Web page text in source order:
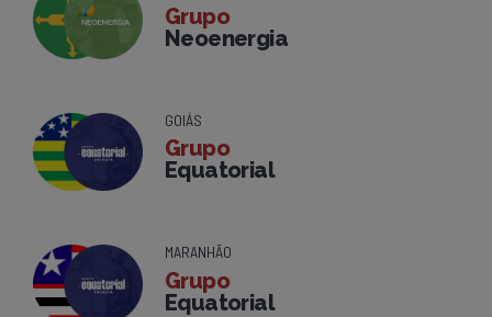
Grupo
Neoenergia
GOIÁS
Grupo
Equatorial
MARANHÃO
Grupo
Equatorial